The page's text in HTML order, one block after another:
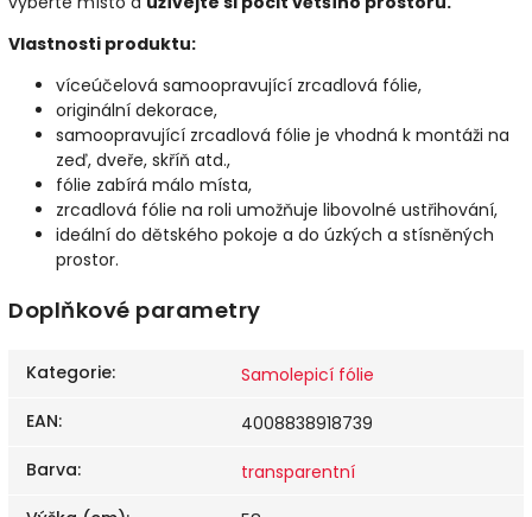
Vlastnosti produktu:
víceúčelová samoopravující zrcadlová fólie,
originální dekorace,
samoopravující zrcadlová fólie je vhodná k montáži na
zeď, dveře, skříň atd.,
fólie zabírá málo místa,
zrcadlová fólie na roli umožňuje libovolné ustřihování,
ideální do dětského pokoje a do úzkých a stísněných
prostor.
Doplňkové parametry
Kategorie:
Samolepicí fólie
EAN:
4008838918739
Barva:
transparentní